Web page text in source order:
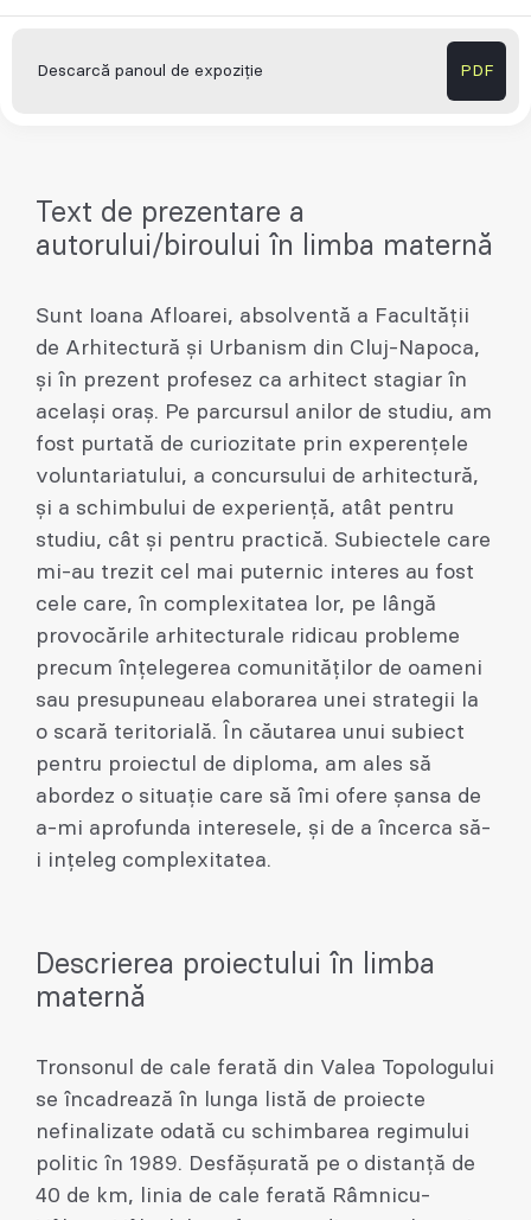
Descarcă panoul de expoziție PDF
Text de prezentare a
autorului/biroului în limba maternă
Sunt Ioana Afloarei, absolventă a Facultății
de Arhitectură și Urbanism din Cluj-Napoca,
și în prezent profesez ca arhitect stagiar în
același oraș. Pe parcursul anilor de studiu, am
fost purtată de curiozitate prin experențele
voluntariatului, a concursului de arhitectură,
și a schimbului de experiență, atât pentru
studiu, cât și pentru practică. Subiectele care
mi-au trezit cel mai puternic interes au fost
cele care, în complexitatea lor, pe lângă
provocările arhitecturale ridicau probleme
precum înțelegerea comunităților de oameni
sau presupuneau elaborarea unei strategii la
o scară teritorială. În căutarea unui subiect
pentru proiectul de diploma, am ales să
abordez o situație care să îmi ofere șansa de
a-mi aprofunda interesele, și de a încerca să-
i ințeleg complexitatea.
Descrierea proiectului în limba
maternă
Tronsonul de cale ferată din Valea Topologului
se încadrează în lunga listă de proiecte
nefinalizate odată cu schimbarea regimului
politic în 1989. Desfășurată pe o distanță de
40 de km, linia de cale ferată Râmnicu-